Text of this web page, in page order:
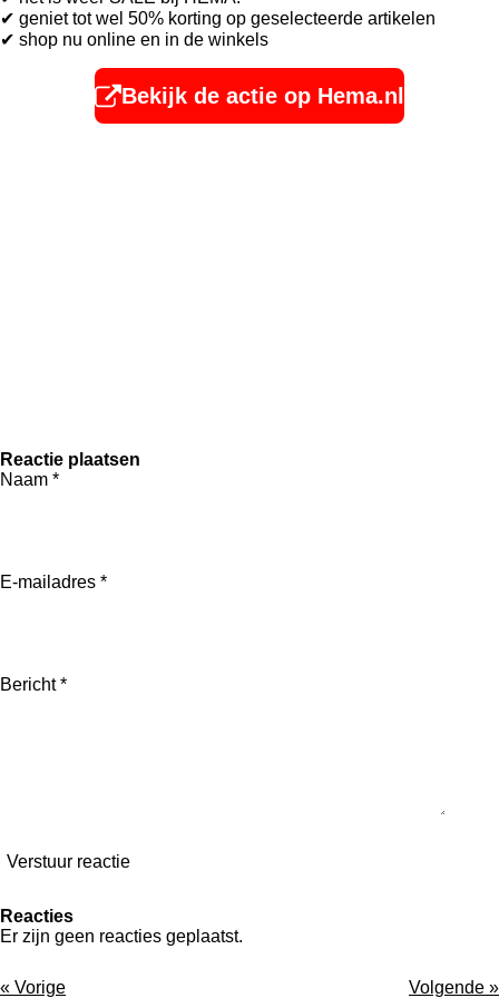
✔ geniet tot wel 50% korting op geselecteerde artikelen
✔ shop nu online en in de winkels
Bekijk de actie op Hema.nl
Reactie plaatsen
Naam *
E-mailadres *
Bericht *
Verstuur reactie
Reacties
Er zijn geen reacties geplaatst.
« Vorige Volgende »